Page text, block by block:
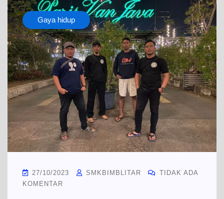
Gaya hidup
27/10/2023 SMKBIMBLITAR
TIDAK ADA
KOMENTAR